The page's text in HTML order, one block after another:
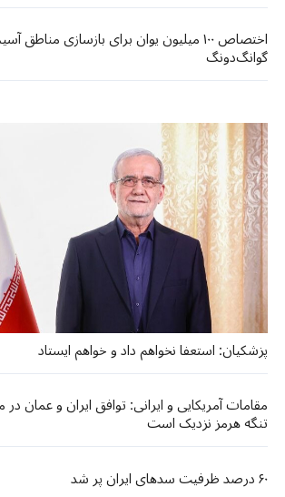
اختصاص ۱۰۰ میلیون یوان برای بازسازی
گوانگ‌دونگ
پزشکیان: استعفا نخواهم داد و خواهم ایستاد
مقامات آمریکایی و ایرانی: توافق ایران و عمان در
تنگه هرمز نزدیک است
۶۰ درصد ظرفیت سدهای ایران پر شد